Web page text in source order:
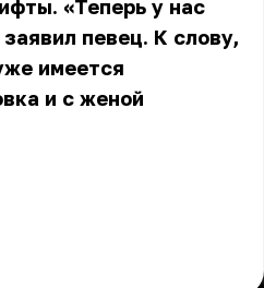
«Теперь у нас
певец. К слову,
имеется
и с женой